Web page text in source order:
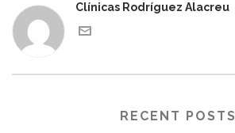
Clínicas Rodríguez Alacreu
RECENT POSTS